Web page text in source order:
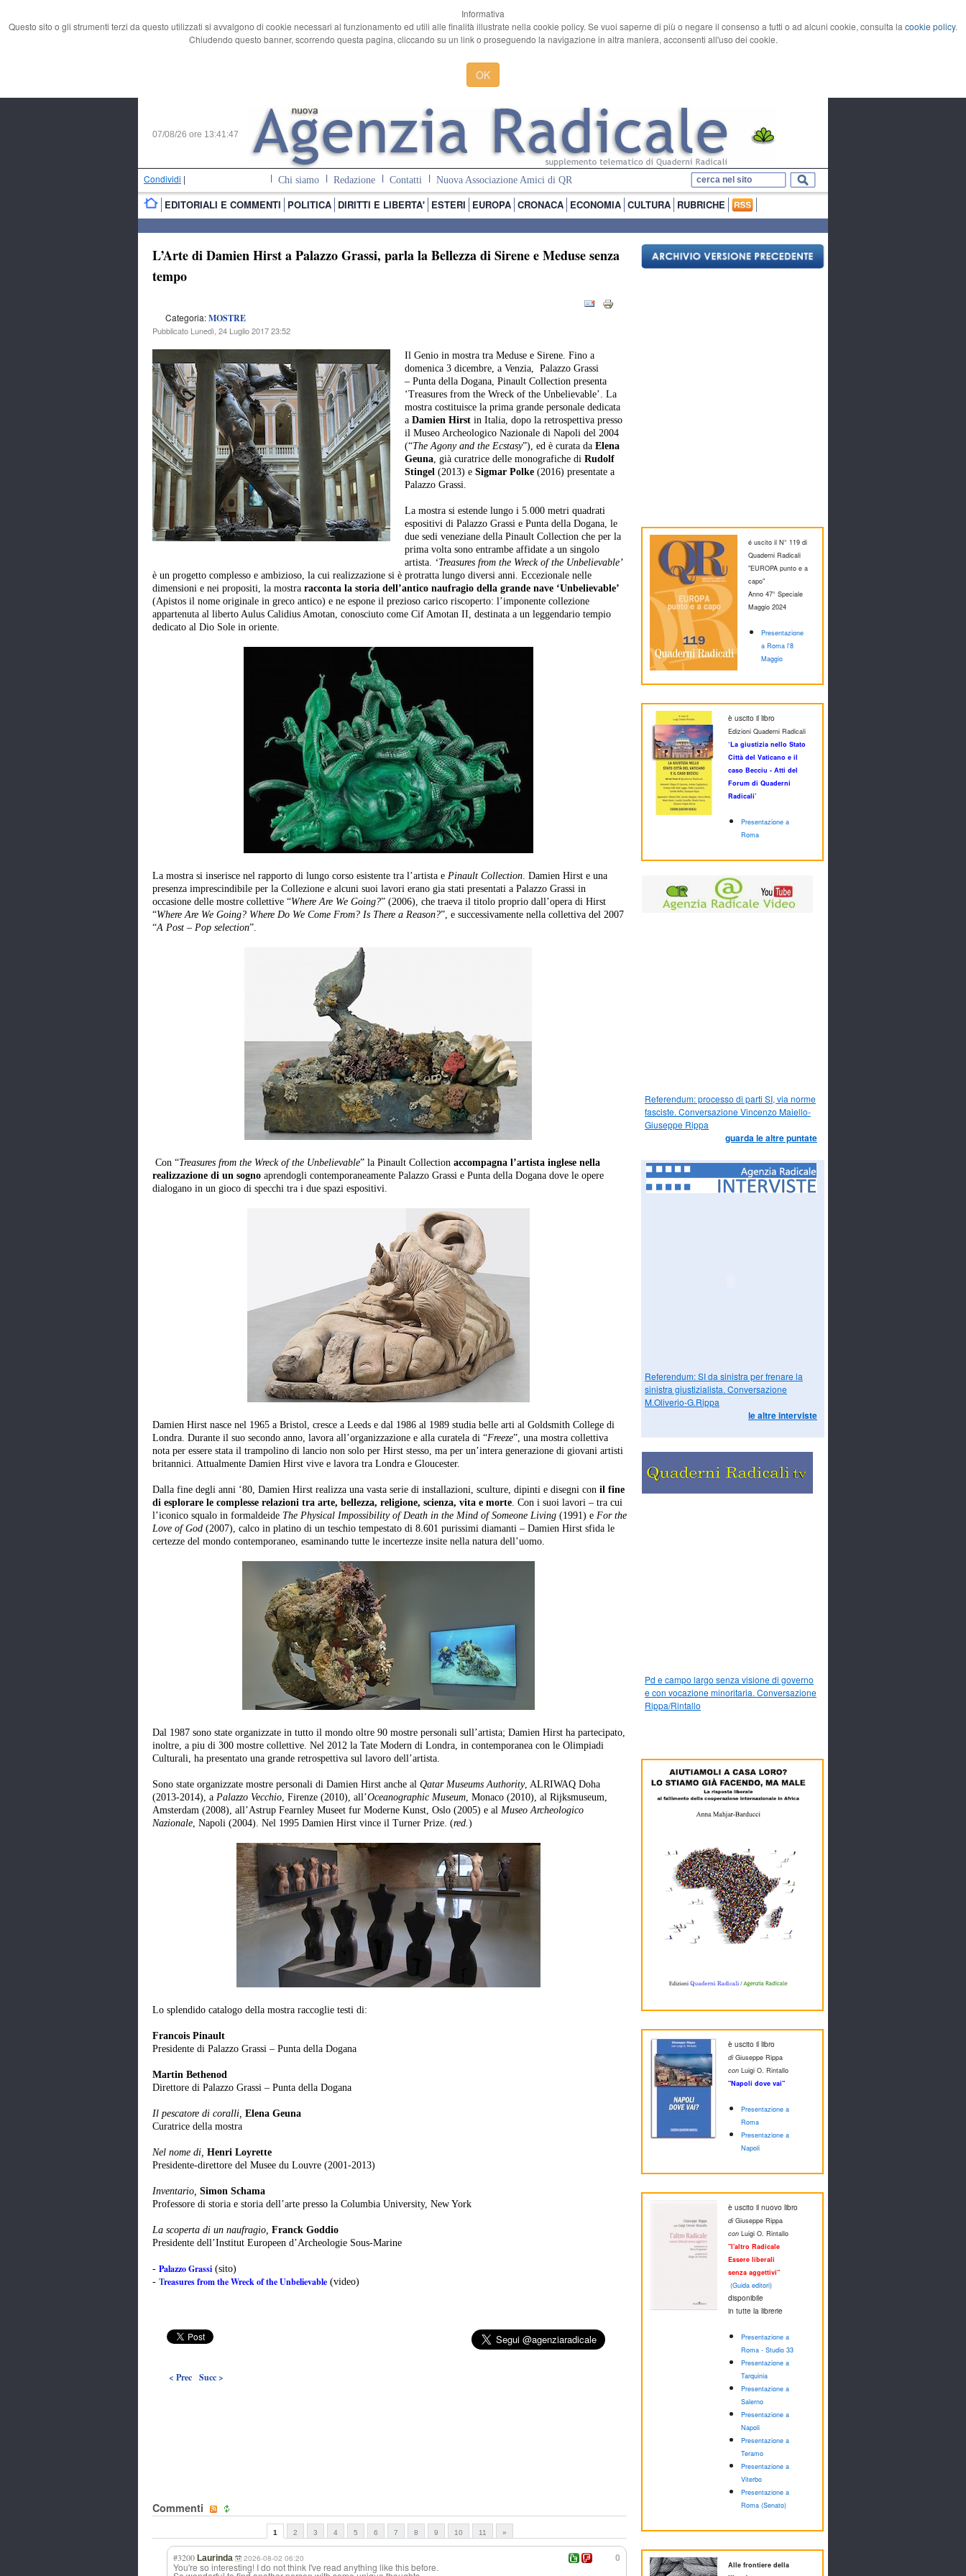
Informativa
Questo sito o gli strumenti terzi da questo utilizzati si avvalgono di cookie necessari al funzionamento ed utili alle finalità illustrate nella cookie policy. Se vuoi saperne di più o negare il consenso a tutti o ad alcuni cookie, consulta la cookie policy.
Chiudendo questo banner, scorrendo questa pagina, cliccando su un link o proseguendo la navigazione in altra maniera, acconsenti all'uso dei cookie.
OK
07/08/26 ore 13:41:49
Condividi | Chi siamo Redazione Contatti Nuova Associazione Amici di QR
EDITORIALI E COMMENTI POLITICA DIRITTI E LIBERTA' ESTERI EUROPA CRONACA ECONOMIA CULTURA RUBRICHE
L’Arte di Damien Hirst a Palazzo Grassi, parla la Bellezza di Sirene e Meduse senza
tempo
Categoria:MOSTRE
Pubblicato Lunedì, 24 Luglio 2017 23:52
Il Genio in mostra tra Meduse e Sirene. Fino a
domenica 3 dicembre, a Venzia, Palazzo Grassi
– Punta della Dogana, Pinault Collection presenta
‘Treasures from the Wreck of the Unbelievable’. La
mostra costituisce la prima grande personale dedicata
a Damien Hirst in Italia, dopo la retrospettiva presso
il Museo Archeologico Nazionale di Napoli del 2004
(“The Agony and the Ecstasy”), ed è curata da Elena
Geuna, già curatrice delle monografiche di Rudolf
Stingel (2013) e Sigmar Polke (2016) presentate a
Palazzo Grassi.
La mostra si estende lungo i 5.000 metri quadrati
espositivi di Palazzo Grassi e Punta della Dogana, le
due sedi veneziane della Pinault Collection che per la
prima volta sono entrambe affidate a un singolo
artista. ‘Treasures from the Wreck of the Unbelievable’
è un progetto complesso e ambizioso, la cui realizzazione si è protratta lungo diversi anni. Eccezionale nelle
dimensioni e nei propositi, la mostra racconta la storia dell’antico naufragio della grande nave ‘Unbelievable’
(Apistos il nome originale in greco antico) e ne espone il prezioso carico riscoperto: l’imponente collezione
appartenuta al liberto Aulus Calidius Amotan, conosciuto come Cif Amotan II, destinata a un leggendario tempio
dedicato al Dio Sole in oriente.
La mostra si inserisce nel rapporto di lungo corso esistente tra l’artista e Pinault Collection. Damien Hirst e una
presenza imprescindibile per la Collezione e alcuni suoi lavori erano gia stati presentati a Palazzo Grassi in
occasione delle mostre collettive “Where Are We Going?” (2006), che traeva il titolo proprio dall’opera di Hirst
“Where Are We Going? Where Do We Come From? Is There a Reason?”, e successivamente nella collettiva del 2007
“A Post – Pop selection”.
Con “Treasures from the Wreck of the Unbelievable” la Pinault Collection accompagna l’artista inglese nella
realizzazione di un sogno aprendogli contemporaneamente Palazzo Grassi e Punta della Dogana dove le opere
dialogano in un gioco di specchi tra i due spazi espositivi.
Damien Hirst nasce nel 1965 a Bristol, cresce a Leeds e dal 1986 al 1989 studia belle arti al Goldsmith College di
Londra. Durante il suo secondo anno, lavora all’organizzazione e alla curatela di “Freeze”, una mostra collettiva
nota per essere stata il trampolino di lancio non solo per Hirst stesso, ma per un’intera generazione di giovani artisti
britannici. Attualmente Damien Hirst vive e lavora tra Londra e Gloucester.
Dalla fine degli anni ‘80, Damien Hirst realizza una vasta serie di installazioni, sculture, dipinti e disegni con il fine
di esplorare le complesse relazioni tra arte, bellezza, religione, scienza, vita e morte. Con i suoi lavori – tra cui
l’iconico squalo in formaldeide The Physical Impossibility of Death in the Mind of Someone Living (1991) e For the
Love of God (2007), calco in platino di un teschio tempestato di 8.601 purissimi diamanti – Damien Hirst sfida le
certezze del mondo contemporaneo, esaminando tutte le incertezze insite nella natura dell’uomo.
Dal 1987 sono state organizzate in tutto il mondo oltre 90 mostre personali sull’artista; Damien Hirst ha partecipato,
inoltre, a piu di 300 mostre collettive. Nel 2012 la Tate Modern di Londra, in contemporanea con le Olimpiadi
Culturali, ha presentato una grande retrospettiva sul lavoro dell’artista.
Sono state organizzate mostre personali di Damien Hirst anche al Qatar Museums Authority, ALRIWAQ Doha
(2013-2014), a Palazzo Vecchio, Firenze (2010), all’Oceanographic Museum, Monaco (2010), al Rijksmuseum,
Amsterdam (2008), all’Astrup Fearnley Museet fur Moderne Kunst, Oslo (2005) e al Museo Archeologico
Nazionale, Napoli (2004). Nel 1995 Damien Hirst vince il Turner Prize. (red.)
Lo splendido catalogo della mostra raccoglie testi di:
Francois Pinault
Presidente di Palazzo Grassi ‒ Punta della Dogana
Martin Bethenod
Direttore di Palazzo Grassi – Punta della Dogana
Il pescatore di coralli, Elena Geuna
Curatrice della mostra
Nel nome di, Henri Loyrette
Presidente-direttore del Musee du Louvre (2001-2013)
Inventario, Simon Schama
Professore di storia e storia dell’arte presso la Columbia University, New York
La scoperta di un naufragio, Franck Goddio
Presidente dell’Institut Europeen d’Archeologie Sous-Marine
- Palazzo Grassi (sito)
- Treasures from the Wreck of the Unbelievable (video)
< Prec Succ >
Commenti
1 2 3 4 5 6 7 8 9 10 11 »
0
#3200 Laurinda 2026-08-02 06:20
You're so interesting! I do not think I've read anything like this before.
é uscito il N° 119 di
Quaderni Radicali
"EUROPA punto e a
capo"
Anno 47° Speciale
Maggio 2024
Presentazione
a Roma l'8
Maggio
è uscito il libro
Edizioni Quaderni Radicali
‘La giustizia nello Stato
Città del Vaticano e il
caso Becciu - Atti del
Forum di Quaderni
Radicali’
Presentazione a
Roma
Referendum: processo di parti SI, via norme
fasciste. Conversazione Vincenzo Maiello-
Giuseppe Rippa
guarda le altre puntate
Referendum: SI da sinistra per frenare la
sinistra giustizialista. Conversazione
M.Oliverio-G.Rippa
le altre interviste
Pd e campo largo senza visione di governo
e con vocazione minoritaria. Conversazione
Rippa/Rintallo
è uscito il libro
diGiuseppe Rippa
con Luigi O. Rintallo
"Napoli dove vai"
Presentazione a
Roma
Presentazione a
Napoli
è uscito il nuovo libro
diGiuseppe Rippa
con Luigi O. Rintallo
"l'altro Radicale
Essere liberali
senza aggettivi"
(Guida editori)
disponibile
in tutte la librerie
Presentazione a
Roma - Studio 33
Presentazione a
Tarquinia
Presentazione a
Salerno
Presentazione a
Napoli
Presentazione a
Teramo
Presentazione a
Viterbo
Presentazione a
Roma (Senato)
Alle frontiere della